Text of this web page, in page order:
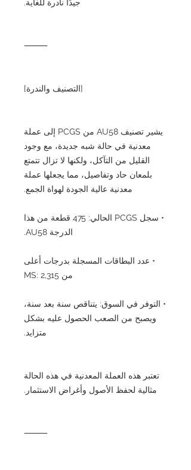
جيدًا نادرة للغاية.
⸻
[التصنيف والندرة]
يشير تصنيف AU58 من PCGS إلى عملة
معدنية في حالة شبه جديدة، مع وجود
القليل من التآكل، ولكنها لا تزال تتمتع
بلمعان حاد وتفاصيل، مما يجعلها عملة
معدنية عالية الجودة لهواة الجمع.
• سجل PCGS الحالي: 475 قطعة من هذا
الدرجة AU58.
• عدد البطاقات المسجلة بدرجات أعلى
من MS: 2,315
• التوفر في السوق: يتناقص سنة بعد سنة،
ويصبح من الصعب الحصول عليه بشكل
متزايد.
تعتبر هذه العملة المعدنية في هذه الحالة
مثالية لحفظ الأصول وأغراض الاستثمار.
⸻